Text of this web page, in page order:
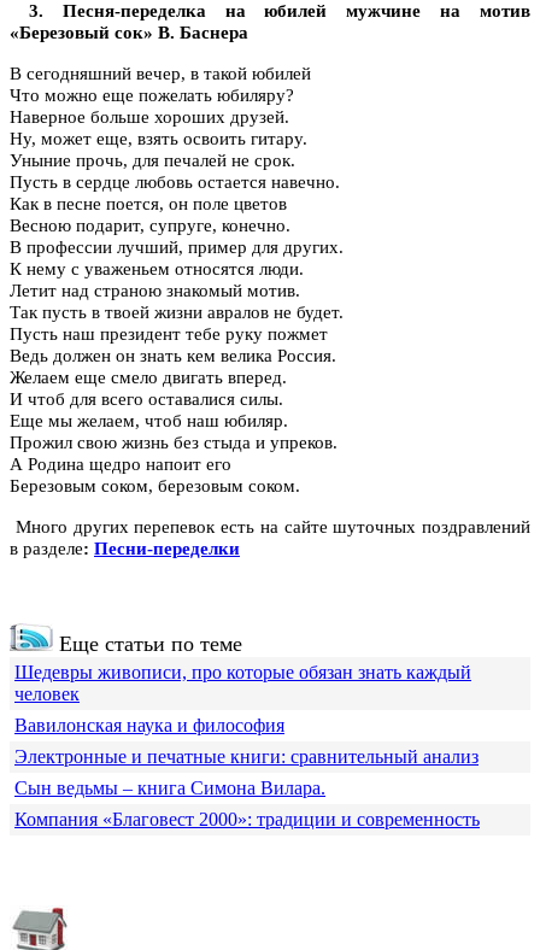
3. Песня-переделка на юбилей мужчине на мотив
«Березовый сок» В. Баснера
В сегодняшний вечер, в такой юбилей
Что можно еще пожелать юбиляру?
Наверное больше хороших друзей.
Ну, может еще, взять освоить гитару.
Уныние прочь, для печалей не срок.
Пусть в сердце любовь остается навечно.
Как в песне поется, он поле цветов
Весною подарит, супруге, конечно.
В профессии лучший, пример для других.
К нему с уваженьем относятся люди.
Летит над страною знакомый мотив.
Так пусть в твоей жизни авралов не будет.
Пусть наш президент тебе руку пожмет
Ведь должен он знать кем велика Россия.
Желаем еще смело двигать вперед.
И чтоб для всего оставалися силы.
Еще мы желаем, чтоб наш юбиляр.
Прожил свою жизнь без стыда и упреков.
А Родина щедро напоит его
Березовым соком, березовым соком.
Много других перепевок есть на сайте шуточных поздравлений
в разделе: Песни-переделки
Еще статьи по теме
Шедевры живописи, про которые обязан знать каждый
человек
Вавилонская наука и философия
Электронные и печатные книги: сравнительный анализ
Сын ведьмы – книга Симона Вилара.
Компания «Благовест 2000»: традиции и современность